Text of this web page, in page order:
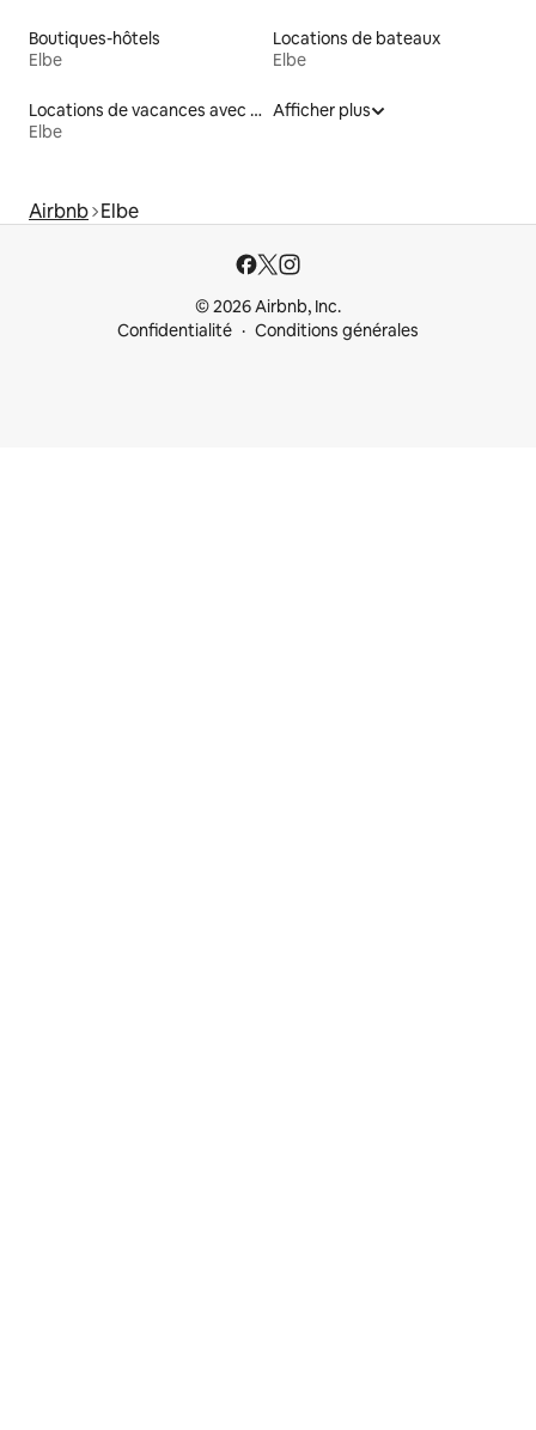
Boutiques-hôtels
Elbe
Locations de bateaux
Elbe
Locations de vacances avec piscine
Elbe
Afficher plus
Airbnb Elbe
© 2026 Airbnb, Inc.
Confidentialité
Conditions générales